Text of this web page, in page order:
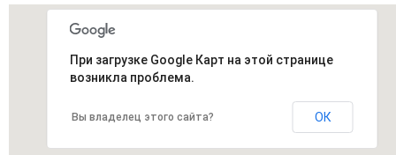
При загрузке Google Карт на этой странице
возникла проблема.
Вы владелец этого сайта? ОК